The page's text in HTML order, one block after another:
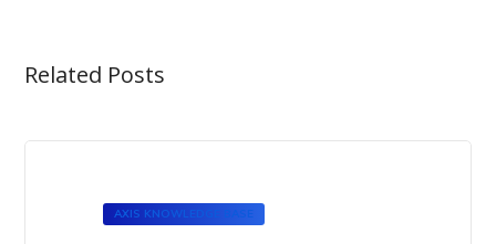
Related Posts
AXIS KNOWLEDGE BASE